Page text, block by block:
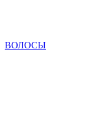
ВОЛОСЫ